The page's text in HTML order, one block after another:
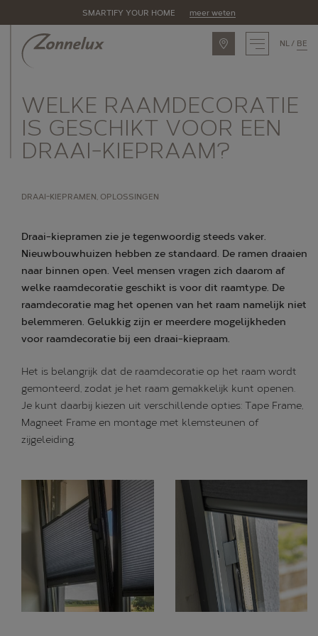
SMARTIFY YOUR HOME meer weten
ASSORTIMENT
Zonnelux producten
Alle producten
Raamtypes
Eigenschappen
Ruimtes
Alle oplossingen
BLOG
ONS VERHAAL
NL BE
WELKE RAAMDECORATIE
IS GESCHIKT VOOR EEN
DRAAI-KIEPRAAM?
DRAAI-KIEPRAMEN, OPLOSSINGEN
Draai-kiepramen zie je tegenwoordig steeds vaker.
Nieuwbouwhuizen hebben ze standaard. De ramen draaien
naar binnen open. Veel mensen vragen zich daarom af
welke raamdecoratie geschikt is voor dit raamtype. De
raamdecoratie mag het openen van het raam namelijk niet
belemmeren. Gelukkig zijn er meerdere mogelijkheden
voor raamdecoratie bij een draai-kiepraam.
Het is belangrijk dat de raamdecoratie op het raam wordt
gemonteerd, zodat je het raam gemakkelijk kunt openen.
Je kunt daarbij kiezen uit verschillende opties: Tape Frame,
Magneet Frame en montage met klemsteunen of
zijgeleiding.